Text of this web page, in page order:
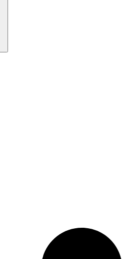
れいに保ち、健康を維持するために
に、定期的な耳のチェックと掃除が
、歯科検査、関節検査
なっています。カリフォルニア州で
ユニークな遺産を通じて猫愛好家に